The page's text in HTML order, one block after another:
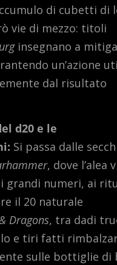
di cubetti di
vie di mezzo: titoli
insegnano a
un’azione
dal risultato
d20 e le
Si passa dalle
, dove l’alea
grandi numeri, ai
il 20 naturale
Dragons, tra dadi
e tiri fatti
sulle bottiglie di